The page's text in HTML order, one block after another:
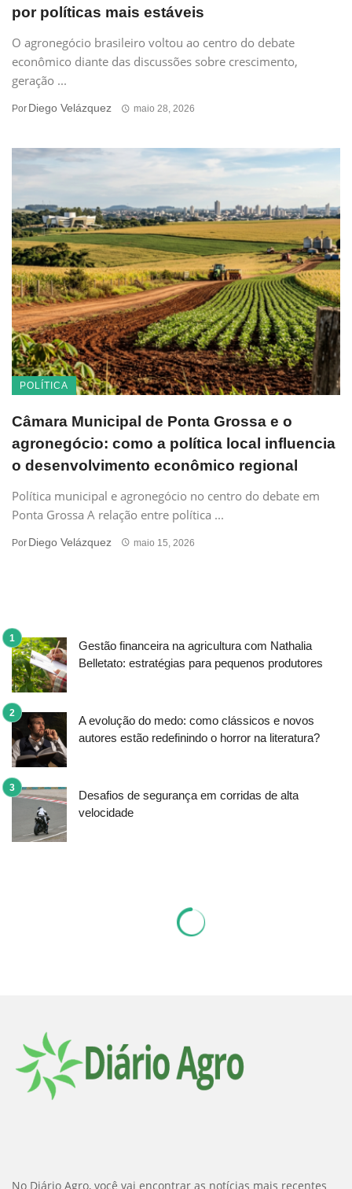
por políticas mais estáveis
O agronegócio brasileiro voltou ao centro do debate
econômico diante das discussões sobre crescimento,
geração ...
Por Diego Velázquez maio 28, 2026
POLÍTICA
Câmara Municipal de Ponta Grossa e o
agronegócio: como a política local influencia
o desenvolvimento econômico regional
Política municipal e agronegócio no centro do debate em
Ponta Grossa A relação entre política ...
Por Diego Velázquez maio 15, 2026
Gestão financeira na agricultura com Nathalia
Belletato: estratégias para pequenos produtores
A evolução do medo: como clássicos e novos
autores estão redefinindo o horror na literatura?
Desafios de segurança em corridas de alta
velocidade
No Diário Agro, você vai encontrar as notícias mais recentes